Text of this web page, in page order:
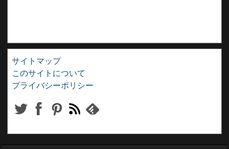
サイトマップ
このサイトについて
プライバシーポリシー